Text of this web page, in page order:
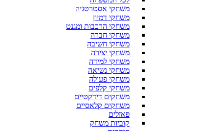
משחקי אסטרטגיה
משחקי דמיון
משחקי הרכבות ומגנט
משחקי חברה
משחקי חשיבה
משחקי יצירה
משחקי למידה
משחקי נשיאה
משחקי פעולה
משחקי קלפים
משחקים דידקטיים
משחקים קלאסיים
פאזלים
קוביות משחק